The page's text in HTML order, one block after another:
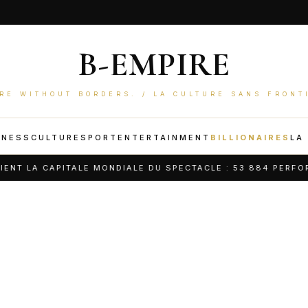
B-EMPIRE
WITHOUT BORDERS. / LA CULTURE SANS
CULTURE SPORT ENTERTAINMENT BILLIONAIRES LA
LA CAPITALE MONDIALE DU SPECTACLE : 53 884